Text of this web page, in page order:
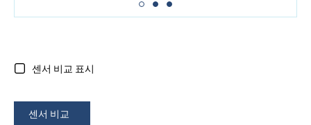
센서 비교 표시
센서 비교